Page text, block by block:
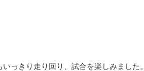
っきり走り回り、試合を楽しみました。